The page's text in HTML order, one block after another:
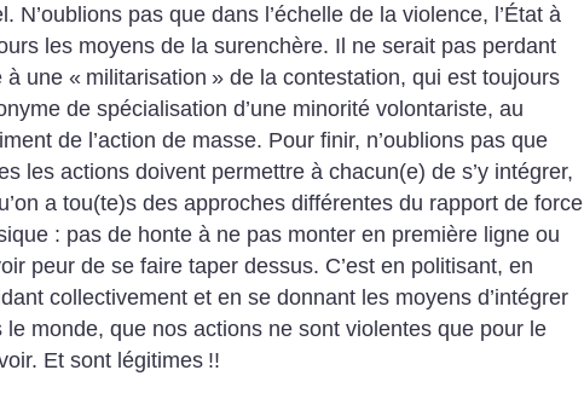
N’oublions pas que dans l’échelle de la violence, l’État à
les moyens de la surenchère. Il ne serait pas perdant
à une « militarisation » de la contestation, qui est toujours
de spécialisation d’une minorité volontariste, au
de l’action de masse. Pour finir, n’oublions pas que
les actions doivent permettre à chacun(e) de s’y intégrer,
a tou(te)s des approches différentes du rapport de force
: pas de honte à ne pas monter en première ligne ou
peur de se faire taper dessus. C’est en politisant, en
collectivement et en se donnant les moyens d’intégrer
le monde, que nos actions ne sont violentes que pour le
Et sont légitimes !!